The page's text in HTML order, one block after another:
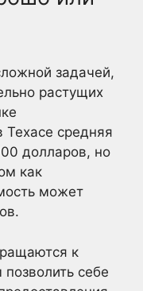
задачей,
растущих
средняя
долларов, но
как
может
к
себе